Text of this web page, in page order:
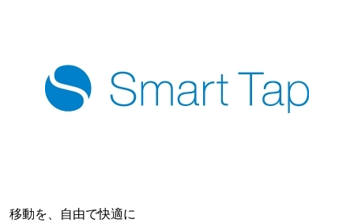
移動を、自由で快適に